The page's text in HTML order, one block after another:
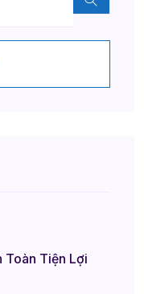
Toàn Tiện Lợi